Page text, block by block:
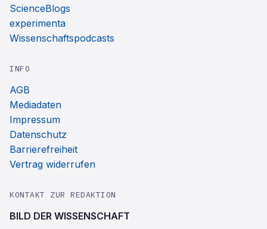
ScienceBlogs
experimenta
Wissenschaftspodcasts
INFO
AGB
Mediadaten
Impressum
Datenschutz
Barrierefreiheit
Vertrag widerrufen
KONTAKT ZUR REDAKTION
BILD DER WISSENSCHAFT